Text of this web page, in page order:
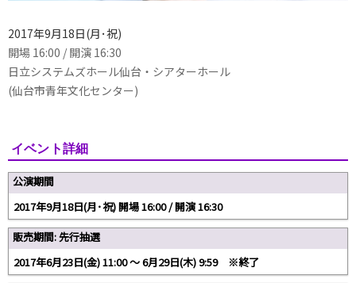
2017年9月18日(月･祝)
開場 16:00 / 開演 16:30
日立システムズホール仙台・シアターホール
(仙台市青年文化センター)
イベント詳細
公演期間
2017年9月18日(月･祝) 開場 16:00 / 開演 16:30
販売期間: 先行抽選
2017年6月23日(金) 11:00 〜 6月29日(木) 9:59 ※終了